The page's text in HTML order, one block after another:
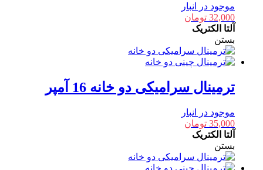
موجود در انبار
32,000 تومان
آلتا الکتریک
بستن
ترمینال سرامیکی دو خانه 16 آمپر
موجود در انبار
35,000 تومان
آلتا الکتریک
بستن